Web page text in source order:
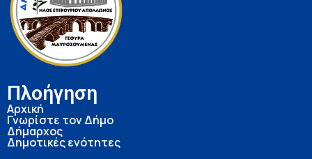
Πλοήγηση
Αρχική
Γνωρίστε τον Δήμο
Δήμαρχος
Δημοτικές ενότητες